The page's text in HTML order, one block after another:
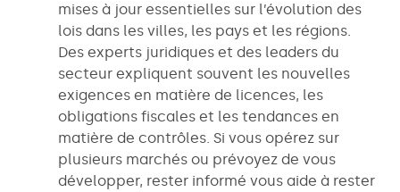
mises à jour essentielles sur l’évolution des
lois dans les villes, les pays et les régions.
Des experts juridiques et des leaders du
secteur expliquent souvent les nouvelles
exigences en matière de licences, les
obligations fiscales et les tendances en
matière de contrôles. Si vous opérez sur
plusieurs marchés ou prévoyez de vous
développer, rester informé vous aide à rester